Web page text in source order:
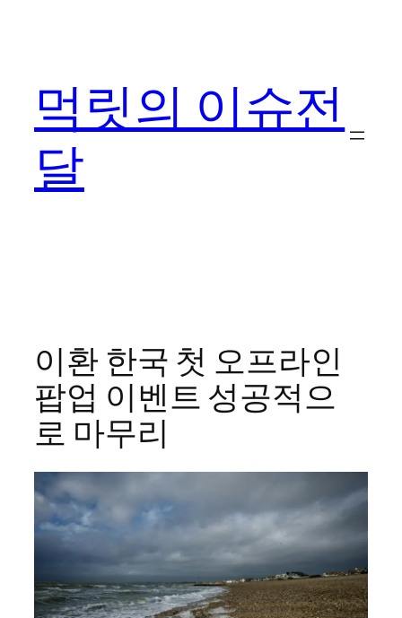
먹릿의 이슈전
달
이환 한국 첫 오프라인
팝업 이벤트 성공적으
로 마무리